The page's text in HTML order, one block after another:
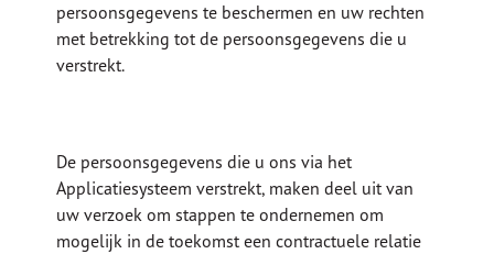
persoonsgegevens te beschermen en uw rechten
met betrekking tot de persoonsgegevens die u
verstrekt.
De persoonsgegevens die u ons via het
Applicatiesysteem verstrekt, maken deel uit van
uw verzoek om stappen te ondernemen om
mogelijk in de toekomst een contractuele relatie